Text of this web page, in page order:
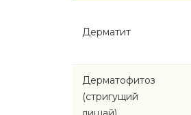
Дерматит
Дерматофитоз
(стригущий